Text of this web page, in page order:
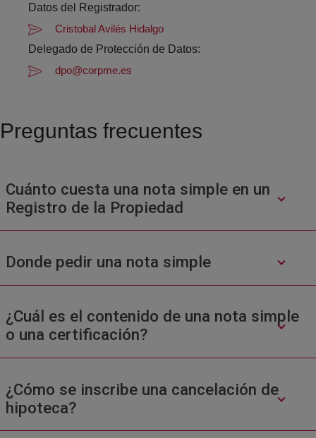
Datos del Registrador:
Cristobal Avilés Hidalgo
Delegado de Protección de Datos:
dpo@corpme.es
Preguntas frecuentes
Cuánto cuesta una nota simple en un
Registro de la Propiedad
Donde pedir una nota simple
¿Cuál es el contenido de una nota simple
o una certificación?
¿Cómo se inscribe una cancelación de
hipoteca?